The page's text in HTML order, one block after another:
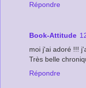
Répondre
Book-Attitude
moi j'ai adoré !!!
Très belle
Répondre